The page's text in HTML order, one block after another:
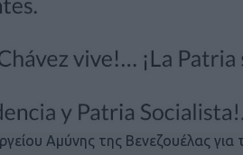
Αμύνης της Βενεζουέλας για